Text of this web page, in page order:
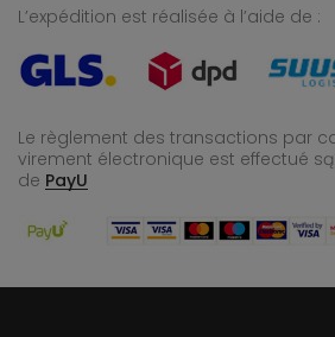
L’expédition est réalisée à l’aide de :
Le règlement des transactions par
virement électronique est effectué
de PayU